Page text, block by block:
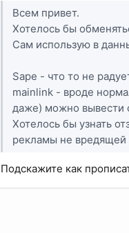
Всем привет.
Хотелось бы
Сам использую в
Sape - что то не
mainlink - вроде
даже) можно вывести
Хотелось бы узнать
рекламы не вредящей
Подскажите как